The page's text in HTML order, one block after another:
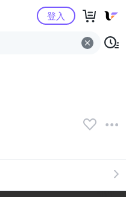
Yahoo購物中心
登入